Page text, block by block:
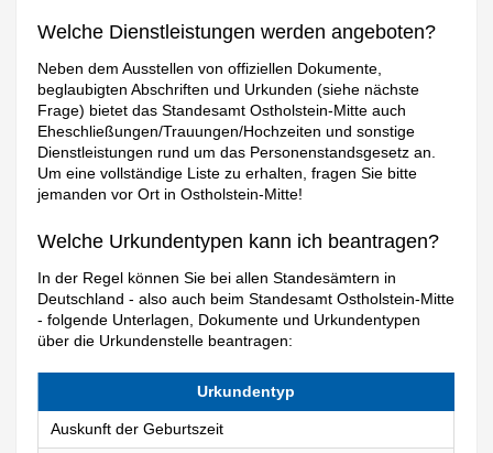
Welche Dienstleistungen werden angeboten?
Neben dem Ausstellen von offiziellen Dokumente,
beglaubigten Abschriften und Urkunden (siehe nächste
Frage) bietet das Standesamt Ostholstein-Mitte auch
Eheschließungen/Trauungen/Hochzeiten und sonstige
Dienstleistungen rund um das Personenstandsgesetz an.
Um eine vollständige Liste zu erhalten, fragen Sie bitte
jemanden vor Ort in Ostholstein-Mitte!
Welche Urkundentypen kann ich beantragen?
In der Regel können Sie bei allen Standesämtern in
Deutschland - also auch beim Standesamt Ostholstein-Mitte
- folgende Unterlagen, Dokumente und Urkundentypen
über die Urkundenstelle beantragen:
Urkundentyp
Auskunft der Geburtszeit